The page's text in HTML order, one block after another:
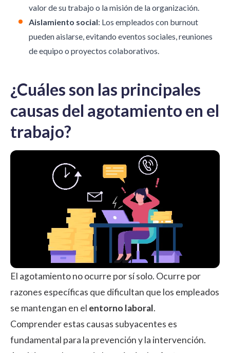
valor de su trabajo o la misión de la organización.
Aislamiento social: Los empleados con burnout
pueden aislarse, evitando eventos sociales, reuniones
de equipo o proyectos colaborativos.
¿Cuáles son las principales
causas del agotamiento en el
trabajo?
El agotamiento no ocurre por sí solo. Ocurre por
razones específicas que dificultan que los empleados
se mantengan en el entorno laboral.
Comprender estas causas subyacentes es
fundamental para la prevención y la intervención.